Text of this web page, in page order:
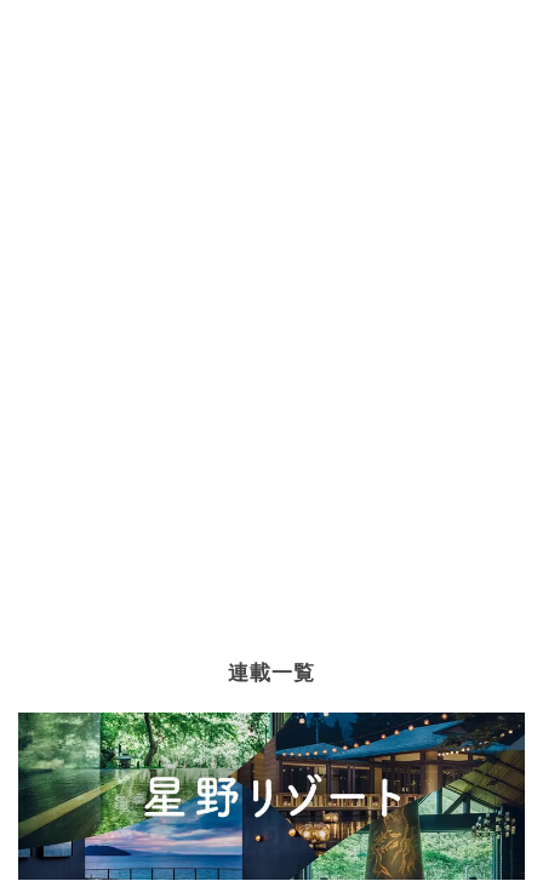
連載一覧